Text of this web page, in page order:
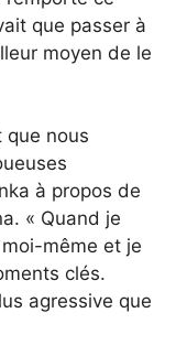
que passer à
moyen de le
que nous
à propos de
« Quand je
même et je
clés.
agressive que